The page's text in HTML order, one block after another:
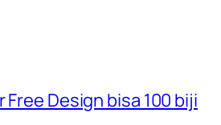
Design bisa 100 biji